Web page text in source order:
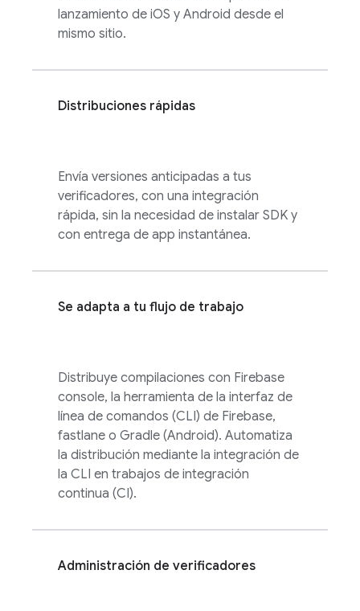
lanzamiento de iOS y Android desde el
mismo sitio.
Distribuciones rápidas
Envía versiones anticipadas a tus
verificadores, con una integración
rápida, sin la necesidad de instalar SDK y
con entrega de app instantánea.
Se adapta a tu flujo de trabajo
Distribuye compilaciones con Firebase
console, la herramienta de la interfaz de
línea de comandos (CLI) de Firebase,
fastlane o Gradle (Android). Automatiza
la distribución mediante la integración de
la CLI en trabajos de integración
continua (CI).
Administración de verificadores